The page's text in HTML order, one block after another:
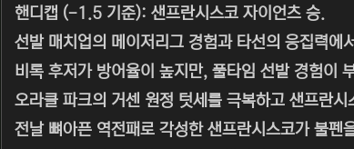
핸디캡 (-1.5 기준): 샌프란시스코 자이언츠 승.
선발 매치업의 메이저리그 경험과 타선의 응집력에
비록 후저가 방어율이 높지만, 풀타임 선발 경험이
오라클 파크의 거센 원정 텃세를 극복하고 샌프란
전날 뼈아픈 역전패로 각성한 샌프란시스코가 불펜